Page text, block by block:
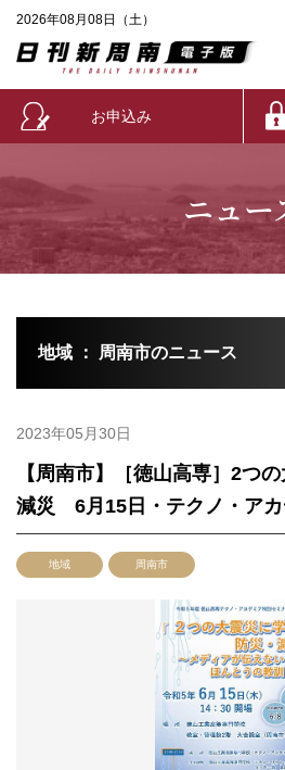
2026年08月08日（土）
お申込み
ニュー
地域 ： 周南市のニュース
2023年05月30日
【周南市】［徳山高専］2つ
減災 6月15日・テクノ・アカ
地域 周南市